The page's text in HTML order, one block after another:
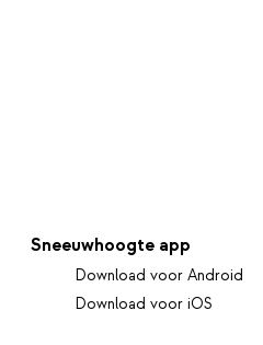
Sneeuwhoogte app
Download voor Android
Download voor iOS